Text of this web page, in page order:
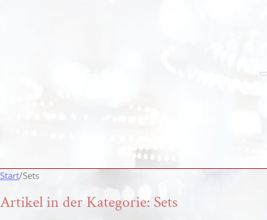
Start/Sets
Artikel in der Kategorie: Sets